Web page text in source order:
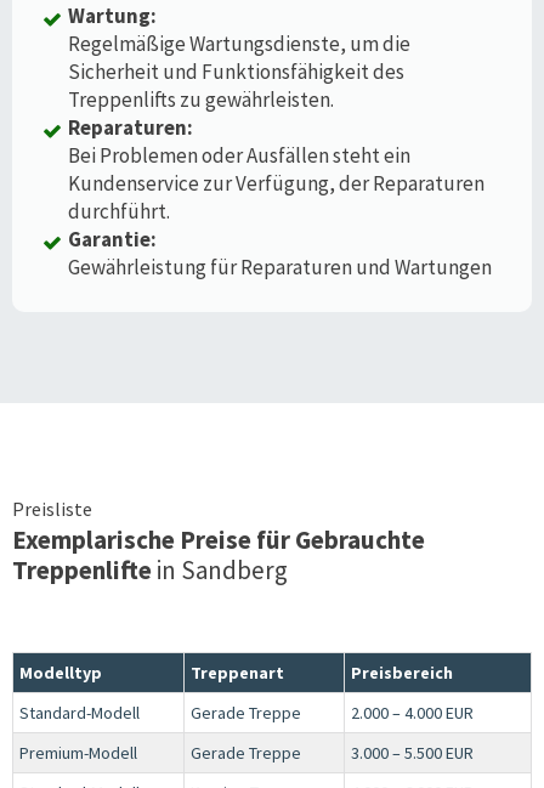
Wartung:
Regelmäßige Wartungsdienste, um die
Sicherheit und Funktionsfähigkeit des
Treppenlifts zu gewährleisten.
Reparaturen:
Bei Problemen oder Ausfällen steht ein
Kundenservice zur Verfügung, der Reparaturen
durchführt.
Garantie:
Gewährleistung für Reparaturen und Wartungen
Preisliste
Exemplarische Preise für Gebrauchte
Treppenliftein Sandberg
Modelltyp Treppenart
Preisbereich
Standard-Modell
Gerade Treppe
2.000 – 4.000 EUR
Premium-Modell
Gerade Treppe
3.000 – 5.500 EUR